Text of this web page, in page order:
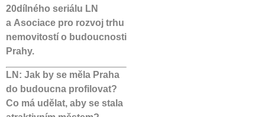
20dílného seriálu LN
a Asociace pro rozvoj trhu
nemovitostí o budoucnosti
Prahy.
LN: Jak by se měla Praha
do budoucna profilovat?
Co má udělat, aby se stala